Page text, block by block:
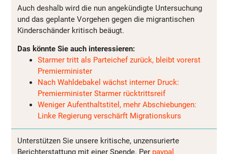
Auch deshalb wird die nun angekündigte Untersuchung
und das geplante Vorgehen gegen die migrantischen
Kinderschänder kritisch beäugt.
Das könnte Sie auch interessieren:
Starmer tritt als Parteichef zurück, bleibt vorerst
Premierminister
Nach Wahldebakel wächst interner Druck:
Premierminister Starmer rücktrittsreif
Weniger Aufenthaltstitel, mehr Abschiebungen:
Linke Regierung verschärft Migrationskurs
Unterstützen Sie unsere kritische, unzensurierte